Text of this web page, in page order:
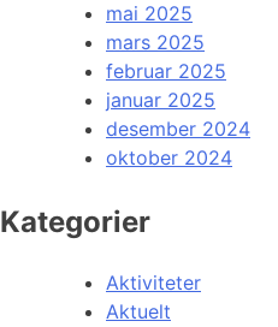
mai 2025
mars 2025
februar 2025
januar 2025
desember 2024
oktober 2024
Kategorier
Aktiviteter
Aktuelt